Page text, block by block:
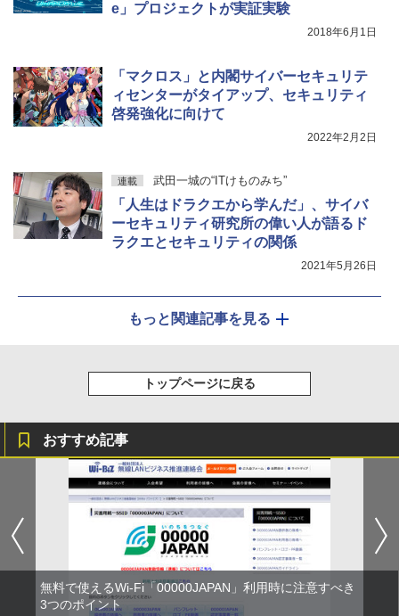
e」プロジェクトが実証実験
2018年6月1日
「マクロス」と内閣サイバーセキュリテ
ィセンターがタイアップ、セキュリティ
啓発強化に向けて
2022年2月2日
連載 武田一城の“ITけものみち”
「人生はドラクエから学んだ」、サイバ
ーセキュリティ研究所の偉い人が語るド
ラクエとセキュリティの関係
2021年5月26日
もっと関連記事を見る
トップページに戻る
おすすめ記事
無料で使えるWi-Fi「00000JAPAN」利用時に注意すべき
3つのポイント